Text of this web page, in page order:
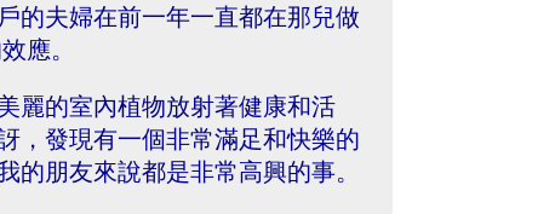
的夫婦在前一年一直都在那兒做
應。
麗的室內植物放射著健康和活
，發現有一個非常滿足和快樂的
的朋友來說都是非常高興的事。